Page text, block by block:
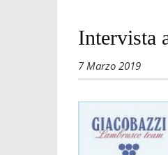
Intervista
7 Marzo 2019